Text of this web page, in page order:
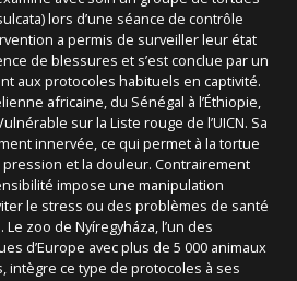
lors d’une séance de contrôle
a permis de surveiller leur état
de blessures et s’est conclue par un
aux protocoles habituels en captivité.
africaine, du Sénégal à l’Éthiopie,
sur la Liste rouge de l’UICN. Sa
innervée, ce qui permet à la tortue
et la douleur. Contrairement
impose une manipulation
le stress ou des problèmes de santé
zoo de Nyíregyháza, l’un des
d’Europe avec plus de 5 000 animaux
intègre ce type de protocoles à ses